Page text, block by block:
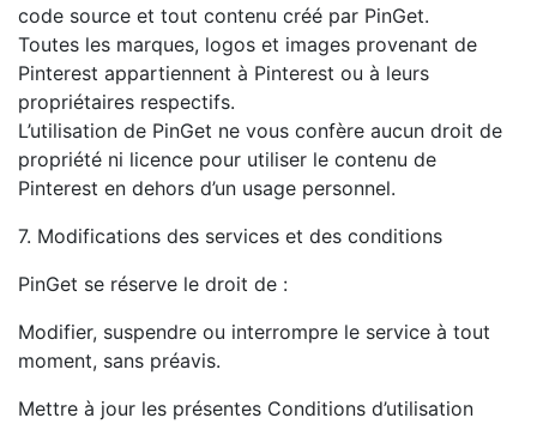
code source et tout contenu créé par PinGet.
Toutes les marques, logos et images provenant de
Pinterest appartiennent à Pinterest ou à leurs
propriétaires respectifs.
L’utilisation de PinGet ne vous confère aucun droit de
propriété ni licence pour utiliser le contenu de
Pinterest en dehors d’un usage personnel.
7. Modifications des services et des conditions
PinGet se réserve le droit de :
Modifier, suspendre ou interrompre le service à tout
moment, sans préavis.
Mettre à jour les présentes Conditions d’utilisation